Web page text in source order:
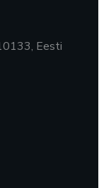
Eesti